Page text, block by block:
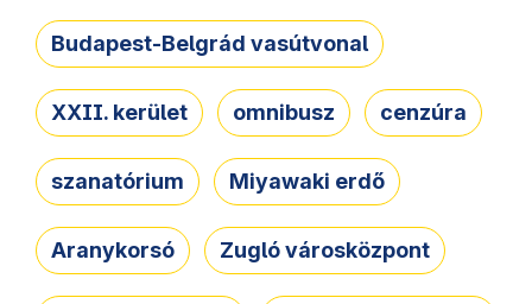
Budapest-Belgrád vasútvonal
XXII. kerület omnibusz cenzúra
szanatórium Miyawaki erdő
Aranykorsó Zugló városközpont